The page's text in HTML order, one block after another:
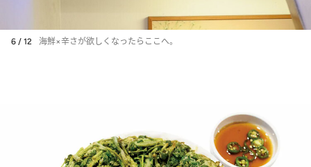
6 / 12 海鮮×辛さが欲しくなったらここへ。